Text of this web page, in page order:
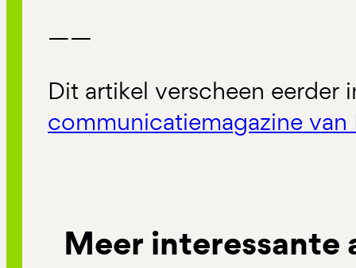
——
Dit artikel verscheen eerder
communicatiemagazine van
Meer interessante